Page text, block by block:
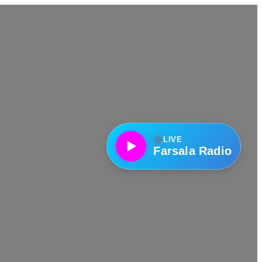
●LIVE
Farsala Radio